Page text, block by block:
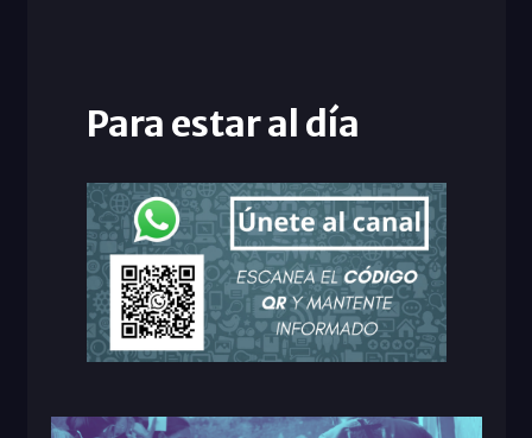
Para estar al día